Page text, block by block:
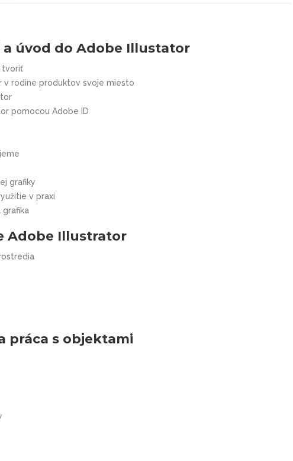
a úvod do Adobe Illustator
tvoriť
v rodine produktov svoje miesto
pomocou Adobe ID
grafiky
v praxi
grafika
Adobe Illustrator
práca s objektami